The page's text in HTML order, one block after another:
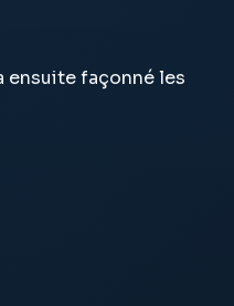
ensuite façonné les